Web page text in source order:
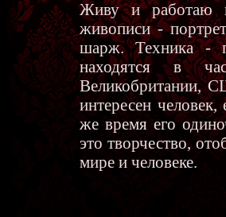
Живу и работаю
живописи -
шарж. Техника -
находятся в
Великобритании,
интересен
же время его
это творчество,
мире и человеке.